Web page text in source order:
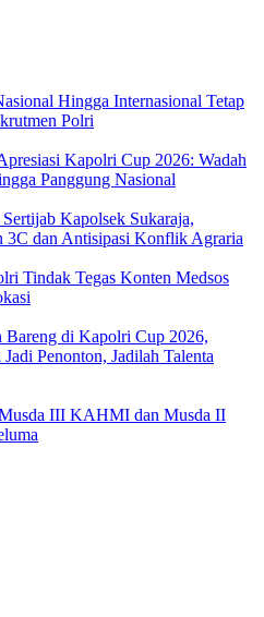
Hingga Internasional Tetap
Polri
Kapolri Cup 2026: Wadah
Panggung Nasional
Kapolsek Sukaraja,
3C dan Antisipasi Konflik Agraria
Tindak Tegas Konten Medsos
di Kapolri Cup 2026,
Penonton, Jadilah Talenta
III KAHMI dan Musda II